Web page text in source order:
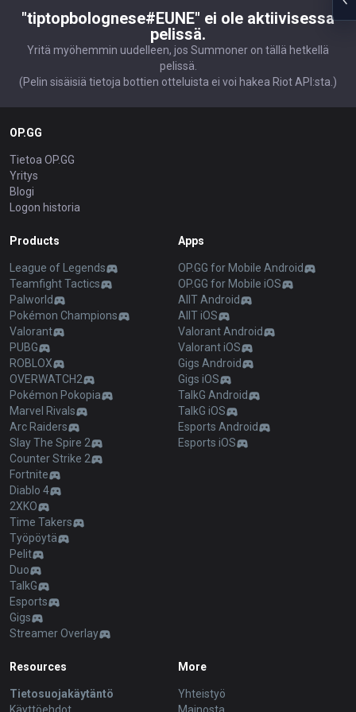
"tiptopbolognese#EUNE" ei ole aktiivisessa
pelissä.
Yritä myöhemmin uudelleen, jos Summoner on tällä hetkellä
pelissä.
(Pelin sisäisiä tietoja bottien otteluista ei voi hakea Riot API:sta.)
OP.GG
Tietoa OP.GG
Yritys
Blogi
Logon historia
Products
League of Legends
Teamfight Tactics
Palworld
Pokémon Champions
Valorant
PUBG
ROBLOX
OVERWATCH2
Pokémon Pokopia
Marvel Rivals
Arc Raiders
Slay The Spire 2
Counter Strike 2
Fortnite
Diablo 4
2XKO
Time Takers
Työpöytä
Pelit
Duo
TalkG
Esports
Gigs
Streamer Overlay
Apps
OP.GG for Mobile Android
OP.GG for Mobile iOS
AllT Android
AllT iOS
Valorant Android
Valorant iOS
Gigs Android
Gigs iOS
TalkG Android
TalkG iOS
Esports Android
Esports iOS
Resources
Tietosuojakäytäntö
More
Yhteistyö